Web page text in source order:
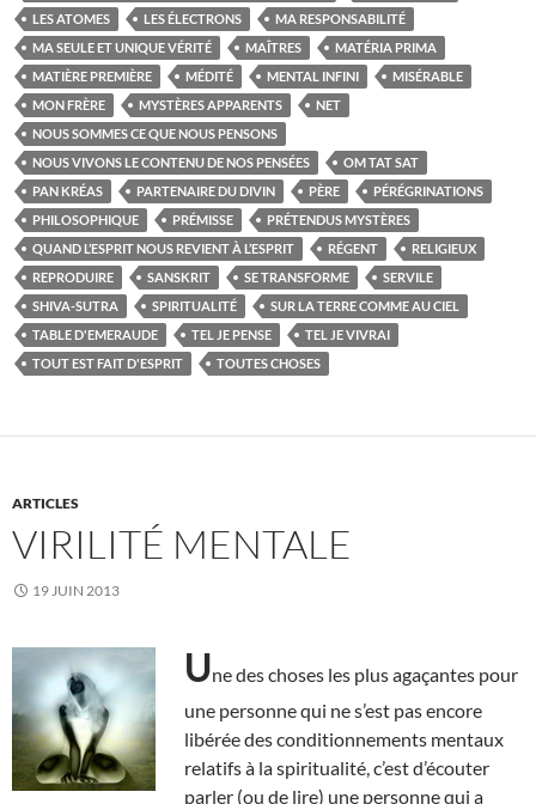
LES ATOMES
LES ÉLECTRONS
MA RESPONSABILITÉ
MA SEULE ET UNIQUE VÉRITÉ
MAÎTRES
MATÉRIA PRIMA
MATIÈRE PREMIÈRE
MÉDITÉ MENTAL INFINI
MISÉRABLE
MON FRÈRE
MYSTÈRES APPARENTS
NET
NOUS SOMMES CE QUE NOUS PENSONS
NOUS VIVONS LE CONTENU DE NOS PENSÉES
OM TAT SAT
PAN KRÉAS
PARTENAIRE DU DIVIN PÈRE
PÉRÉGRINATIONS
PHILOSOPHIQUE
PRÉMISSE
PRÉTENDUS MYSTÈRES
QUAND L’ESPRIT NOUS REVIENT À L’ESPRIT
RÉGENT
RELIGIEUX
REPRODUIRE
SANSKRIT SE TRANSFORME
SERVILE
SHIVA-SUTRA
SPIRITUALITÉ
SUR LA TERRE COMME AU CIEL
TABLE D'EMERAUDE
TEL JE PENSE
TEL JE VIVRAI
TOUT EST FAIT D'ESPRIT
TOUTES CHOSES
ARTICLES
VIRILITÉ MENTALE
19 JUIN 2013
Une des choses les plus agaçantes pour
une personne qui ne s’est pas encore
libérée des conditionnements mentaux
relatifs à la spiritualité, c’est d’écouter
parler (ou de lire) une personne qui a